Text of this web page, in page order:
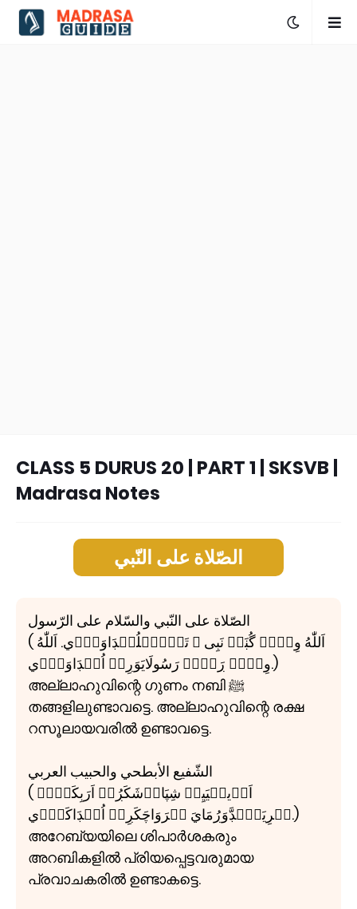
CLASS 5 DURUS 20 | PART 1 | SKSVB |
Madrasa Notes
الصّلاة علی النّبي
الصّلاة علی النّبي والسّلام علی الرّسول
( اَللّٰهُ وِنۡڔۧ گُڹَمۡ نَبِی ﷺ تَۼَّۻِلُڹۡڊَاوَڊّۧي. اَللّٰهُ
وِنۡڔۧ ڔَكۡۺَ رَسُولَايَوَڔِلۡ اُڹۡڊَاوَڊّۧي.)
അല്ലാഹുവിന്റെ ഗുണം നബി ﷺ
തങ്ങളിലുണ്ടാവട്ടെ. അല്ലാഹുവിന്റെ രക്ഷ
റസൂലായവരിൽ ഉണ്ടാവട്ടെ.
الشّفيع الأبطحي والحبيب العربي
( اَرۧيبۡيَيِلۧ شِپَارۡشَكَڔُمۡ اَرَبِكَۻِلۡ
پۡرِيَپّۧڊَّوَڔُمَايَ پۡرَوَاچَكَڔِلۡ اُڹۡڊَاكَڊّۧي.)
അറേബ്യയിലെ ശിപാർശകരും
അറബികളിൽ പ്രിയപ്പെട്ടവരുമായ
പ്രവാചകരിൽ ഉണ്ടാകട്ടെ.